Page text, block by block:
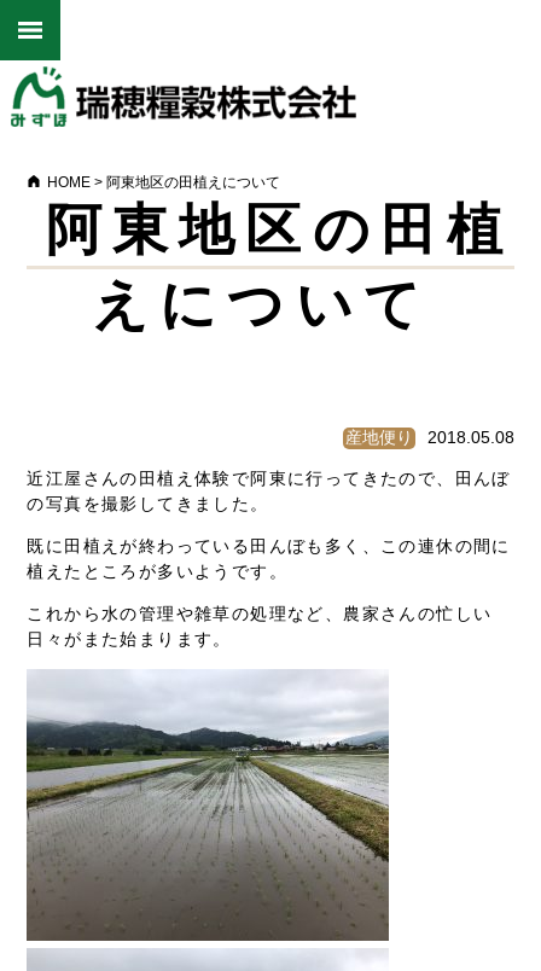
HOME > 阿東地区の田植えについて
阿東地区の田植
えについて
産地便り 2018.05.08
近江屋さんの田植え体験で阿東に行ってきたので、田んぼ
の写真を撮影してきました。
既に田植えが終わっている田んぼも多く、この連休の間に
植えたところが多いようです。
これから水の管理や雑草の処理など、農家さんの忙しい
日々がまた始まります。